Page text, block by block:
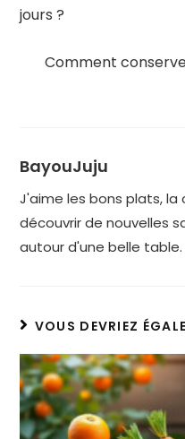
jours ?
Comment
BayouJuju
J'aime les bons plats, la
découvrir de nouvelles
autour d'une belle table.
VOUS DEVRIEZ